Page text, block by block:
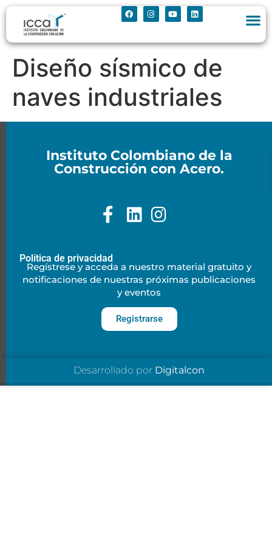
Diseño sísmico de
naves industriales
Instituto Colombiano de la
Construcción con Acero.
Política de privacidad
Regístrese y acceda a nuestro material gratuito y
notificaciones de nuestras próximas publicaciones
y eventos
Registrarse
Desarrollado por Digitalcon